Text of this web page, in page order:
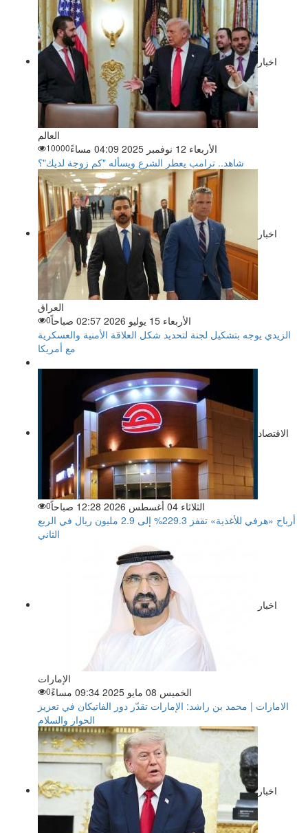
اخبار
العالم
الأربعاء 12 نوفمبر 2025 04:09 مساءً
10000
شاهد.. ترامب يعطر الشرع ويسأله "كم زوجة لديك"؟
اخبار
العراق
الأربعاء 15 يوليو 2026 02:57 صباحاً
0
الزيدي يوجه بتشكيل لجنة لتحديد شكل العلاقة الأمنية والعسكرية
مع أمريكا
الاقتصاد
الثلاثاء 04 أغسطس 2026 12:28 صباحاً 0
أرباح «هرفي للأغذية» تقفز 229.3% إلى 2.9 مليون ريال في الربع
الثاني
اخبار
الإمارات
الخميس 08 مايو 2025 09:34 مساءً
0
الامارات | محمد بن راشد: الإمارات تقدّر دور الفاتيكان في تعزيز
الحوار والسلام
اخبار